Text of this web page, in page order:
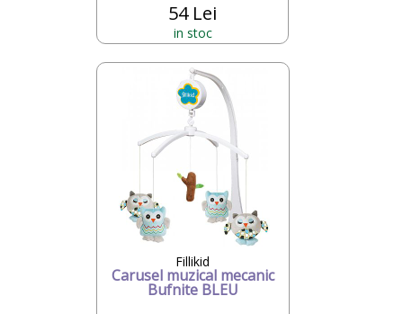
54 Lei
in stoc
Fillikid
Carusel muzical mecanic
Bufnite BLEU